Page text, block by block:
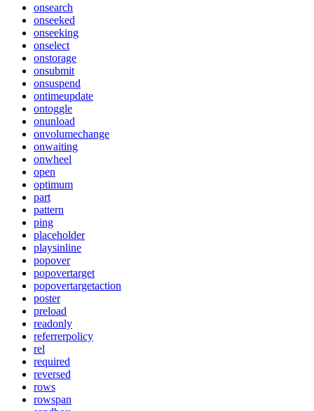
onsearch
onseeked
onseeking
onselect
onstorage
onsubmit
onsuspend
ontimeupdate
ontoggle
onunload
onvolumechange
onwaiting
onwheel
open
optimum
part
pattern
ping
placeholder
playsinline
popover
popovertarget
popovertargetaction
poster
preload
readonly
referrerpolicy
rel
required
reversed
rows
rowspan